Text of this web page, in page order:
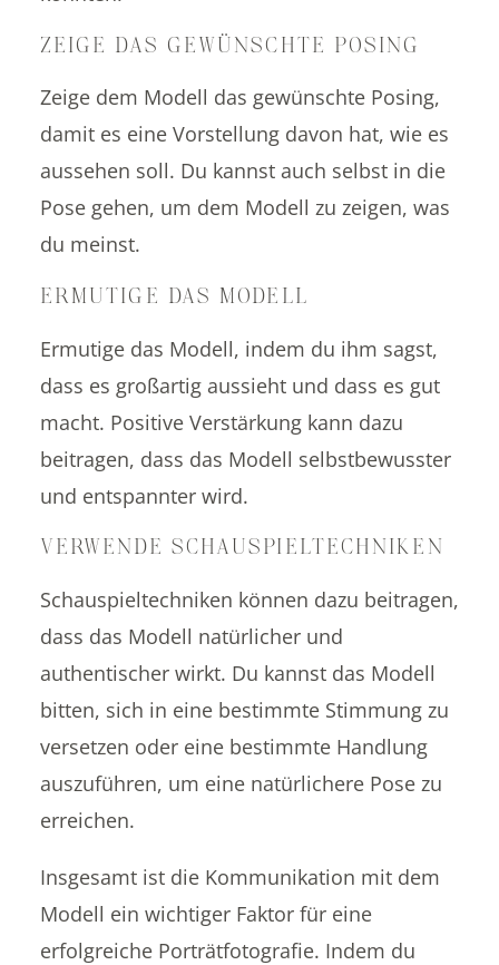
ZEIGE DAS GEWÜNSCHTE POSING
Zeige dem Modell das gewünschte Posing,
damit es eine Vorstellung davon hat, wie es
aussehen soll. Du kannst auch selbst in die
Pose gehen, um dem Modell zu zeigen, was
du meinst.
ERMUTIGE DAS MODELL
Ermutige das Modell, indem du ihm sagst,
dass es großartig aussieht und dass es gut
macht. Positive Verstärkung kann dazu
beitragen, dass das Modell selbstbewusster
und entspannter wird.
VERWENDE SCHAUSPIELTECHNIKEN
Schauspieltechniken können dazu beitragen,
dass das Modell natürlicher und
authentischer wirkt. Du kannst das Modell
bitten, sich in eine bestimmte Stimmung zu
versetzen oder eine bestimmte Handlung
auszuführen, um eine natürlichere Pose zu
erreichen.
Insgesamt ist die Kommunikation mit dem
Modell ein wichtiger Faktor für eine
erfolgreiche Porträtfotografie. Indem du